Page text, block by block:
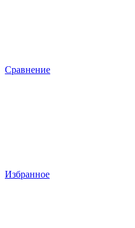
Сравнение
Избранное